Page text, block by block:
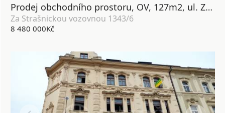
Prodej obchodního prostoru, OV, 127m2, ul. Za Strašnickou vozovnou 1343/6, Praha 10 - Strašnice
Za Strašnickou vozovnou 1343/6
8 480 000Kč